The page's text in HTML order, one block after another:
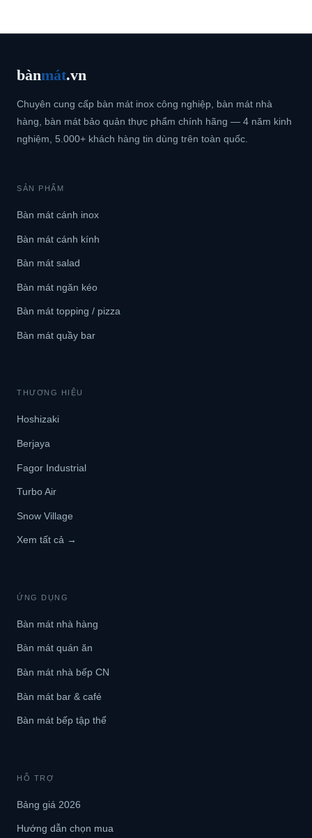
bànmát.vn
Chuyên cung cấp bàn mát inox công nghiệp, bàn mát nhà
hàng, bàn mát bảo quản thực phẩm chính hãng — 4 năm kinh
nghiệm, 5.000+ khách hàng tin dùng trên toàn quốc.
SẢN PHẨM
Bàn mát cánh inox
Bàn mát cánh kính
Bàn mát salad
Bàn mát ngăn kéo
Bàn mát topping / pizza
Bàn mát quầy bar
THƯƠNG HIỆU
Hoshizaki
Berjaya
Fagor Industrial
Turbo Air
Snow Village
Xem tất cả →
ỨNG DỤNG
Bàn mát nhà hàng
Bàn mát quán ăn
Bàn mát nhà bếp CN
Bàn mát bar & café
Bàn mát bếp tập thể
HỖ TRỢ
Bảng giá 2026
Hướng dẫn chọn mua